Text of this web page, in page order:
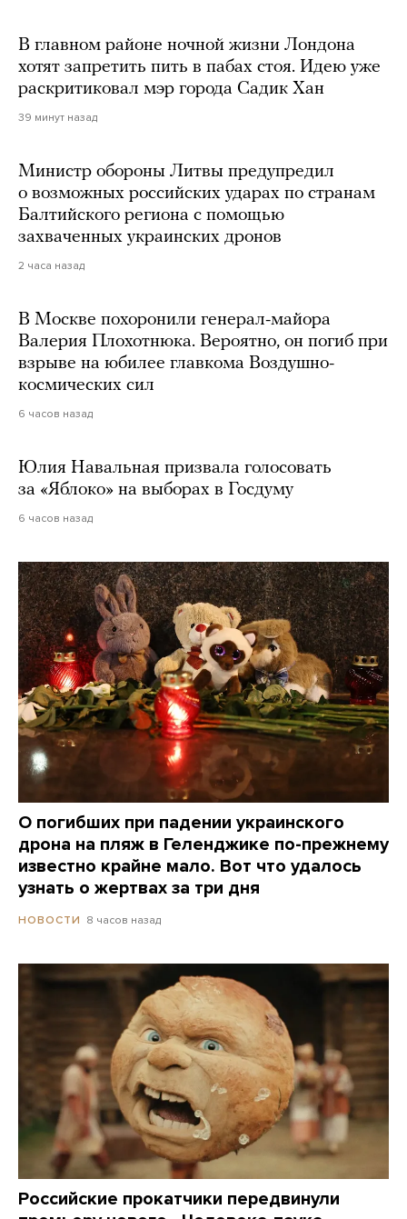
В главном районе ночной жизни Лондона
хотят запретить пить в пабах стоя. Идею уже
раскритиковал мэр города Садик Хан
39 минут назад
Министр обороны Литвы предупредил
о возможных российских ударах по странам
Балтийского региона с помощью
захваченных украинских дронов
2 часа назад
В Москве похоронили генерал-майора
Валерия Плохотнюка. Вероятно, он погиб при
взрыве на юбилее главкома Воздушно-
космических сил
6 часов назад
Юлия Навальная призвала голосовать
за «Яблоко» на выборах в Госдуму
6 часов назад
О погибших при падении украинского
дрона на пляж в Геленджике по-прежнему
известно крайне мало. Вот что удалось
узнать о жертвах за три дня
НОВОСТИ 8 часов назад
Российские прокатчики передвинули